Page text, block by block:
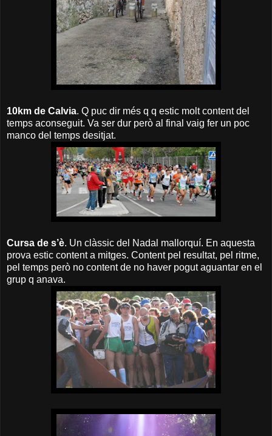
10km de Calvia. Q puc dir més q q estic molt content del
temps aconseguit. Va ser dur però al final vaig fer un poc
manco del temps desitjat.
Cursa de s’è. Un clàssic del Nadal mallorquí. En aquesta
prova estic content a mitges. Content pel resultat, pel ritme,
pel temps però no content de no haver pogut aguantar en el
grup q anava.